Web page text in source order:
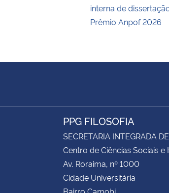
interna de
Prêmio Anpof 2026
PPG FILOSOFIA
SECRETARIA INTEGRADA
Centro de Ciências Sociais e
Av. Roraima, nº 1000
Cidade Universitária
Bairro Camobi